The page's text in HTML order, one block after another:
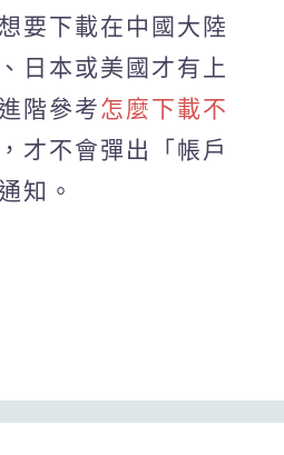
要下載在中國大陸
日本或美國才有上
階參考怎麼下載不
，才不會彈出「帳戶
知。